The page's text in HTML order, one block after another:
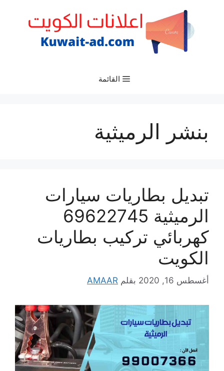
القائمة
بنشر الرميثية
تبديل بطاريات سيارات
الرميثية 69622745
كهربائي تركيب بطاريات
الكويت
أغسطس 16, 2020 بقلم AMAAR